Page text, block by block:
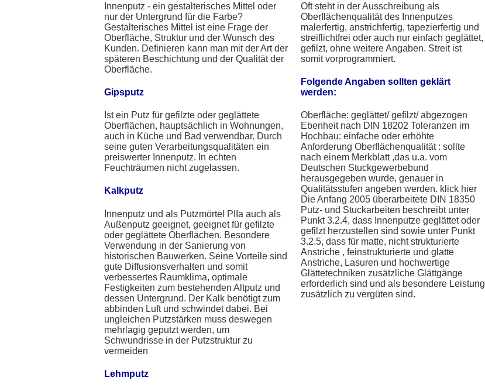
Innenputz - ein gestalterisches Mittel oder
nur der Untergrund für die Farbe?
Gestalterisches Mittel ist eine Frage der
Oberfläche, Struktur und der Wunsch des
Kunden. Definieren kann man mit der Art der
späteren Beschichtung und der Qualität der
Oberfläche.
Gipsputz
Ist ein Putz für gefilzte oder geglättete
Oberflächen, hauptsächlich in Wohnungen,
auch in Küche und Bad verwendbar. Durch
seine guten Verarbeitungsqualitäten ein
preiswerter Innenputz. In echten
Feuchträumen nicht zugelassen.
Kalkputz
Innenputz und als Putzmörtel PIIa auch als
Außenputz geeignet, geeignet für gefilzte
oder geglättete Oberflächen. Besondere
Verwendung in der Sanierung von
historischen Bauwerken. Seine Vorteile sind
gute Diffusionsverhalten und somit
verbessertes Raumklima, optimale
Festigkeiten zum bestehenden Altputz und
dessen Untergrund. Der Kalk benötigt zum
abbinden Luft und schwindet dabei. Bei
ungleichen Putzstärken muss deswegen
mehrlagig geputzt werden, um
Schwundrisse in der Putzstruktur zu
vermeiden
Lehmputz
Oft steht in der Ausschreibung als
Oberflächenqualität des Innenputzes
malerfertig, anstrichfertig, tapezierfertig und
streiflichtfrei oder auch nur einfach geglättet,
gefilzt, ohne weitere Angaben. Streit ist
somit vorprogrammiert.
Folgende Angaben sollten geklärt
werden:
Oberfläche: geglättet/ gefilzt/ abgezogen
Ebenheit nach DIN 18202 Toleranzen im
Hochbau: einfache oder erhöhte
Anforderung Oberflächenqualität : sollte
nach einem Merkblatt ,das u.a. vom
Deutschen Stuckgewerbebund
herausgegeben wurde, genauer in
Qualitätsstufen angeben werden. klick hier
Die Anfang 2005 überarbeitete DIN 18350
Putz- und Stuckarbeiten beschreibt unter
Punkt 3.2.4, dass Innenputze geglättet oder
gefilzt herzustellen sind sowie unter Punkt
3.2.5, dass für matte, nicht strukturierte
Anstriche , feinstrukturierte und glatte
Anstriche, Lasuren und hochwertige
Glättetechniken zusätzliche Glättgänge
erforderlich sind und als besondere Leistung
zusätzlich zu vergüten sind.